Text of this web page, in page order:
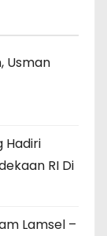
Usman
Hadiri
RI Di
Lamsel –